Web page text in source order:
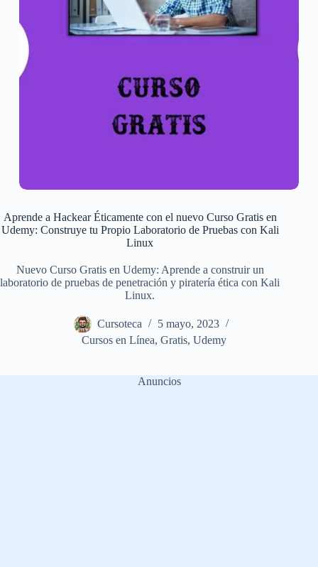
Aprende a Hackear Éticamente con el nuevo Curso Gratis en
Udemy: Construye tu Propio Laboratorio de Pruebas con Kali
Linux
Nuevo Curso Gratis en Udemy: Aprende a construir un
laboratorio de pruebas de penetración y piratería ética con Kali
Linux.
Cursoteca
5 mayo, 2023
Cursos en Línea,Gratis,Udemy
Anuncios